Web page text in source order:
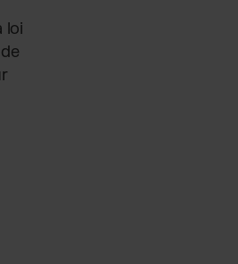
loi